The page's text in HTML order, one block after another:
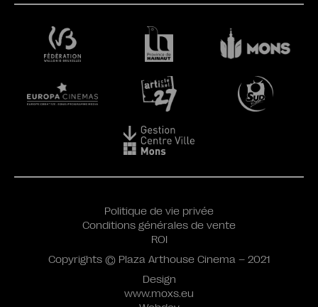
Design
www.moxs.eu
Politique de vie privée
Conditions générales de vente
ROI
Copyrights © Plaza Arthouse Cinema – 2021